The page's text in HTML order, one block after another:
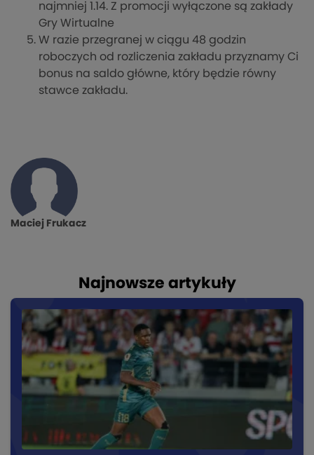
najmniej 1.14. Z promocji wyłączone są zakłady
Gry Wirtualne
W razie przegranej w ciągu 48 godzin
roboczych od rozliczenia zakładu przyznamy Ci
bonus na saldo główne, który będzie równy
stawce zakładu.
Maciej Frukacz
Najnowsze artykuły